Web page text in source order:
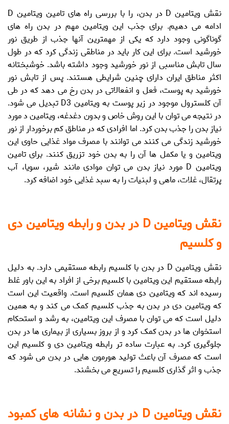
نقش ویتامین D در بدن ، را با بررسی راه هایتامین ویتامین D
ادامه می دهیم. برای جذب این ویتامین مهم در بدن راه های
گوناگونی وجود دارد که یکی از مهمترین آنها جذب از طریق نور
خورشید است. برای این کار باید در مناطقی زندگی کرد که در طول
سال تابش مناسبی از نور خورشید وجود داشته باشد. خوشبختانه
اکثر مناطق ایران دارای چنین شرایطی هستند. پس از تابش نور
خورشید به پوست، فعل و انفعالاتی در بدن رخ می دهد که در طی
آن کلسترول موجود در زیر پوست به ویتامین D3 تبدیل می شود.
در نتیجه می توان با این روش خاص و بدون دغدغه، ویتامین د مورد
نیاز بدن را جذب بدن کرد. اما افرادی که در مناطق کم برخوردار از نور
خورشید زندگی می کنند می توانند با مصرف مواد غذایی حاوی این
ویتامین و یا مکمل ها آن را به بدن خود تزریق کنند. برای تامین
ویتامین D
مورد نیاز بدن می توان موادی مانند شیر، سویا، آب
پرتقال، غلات، ماهی و لبنیات را به سبد غذایی خود اضافه کرد.
نقش ویتامین D در بدن و رابطه ویتامین دی
و کلسیم
نقش ویتامین D در بدن
با کلسیم رابطه مستقیمی دارد. به دلیل
رابطه مستقیم این ویتامین با کلسیم برخی از افراد به این باور غلط
رسیده اند که ویتامین دی همان کلسیم است. واقعیت این است
که ویتامین دی در بدن به جذب کلسیم کمک می کند و به همین
دلیل است که می توان با مصرف این ویتامین، به رشد و استحکام
استخوان ها در بدن کمک کرد و از بروز بسیاری از بیماری ها در بدن
جلوگیری کرد. به عبارت ساده تر رابطه ویتامین دی و کلسیم این
است که مصرف آن باعث تولید هورمون هایی در بدن می شود که
جذب و اثر گذاری کلسیم را تسریع می بخشند.
نقش ویتامین D در بدن و نشانه های کمبود